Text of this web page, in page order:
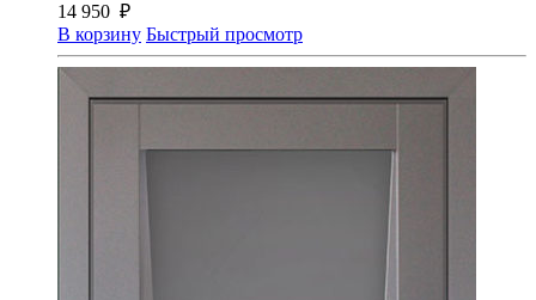
14 950 ₽
В корзину Быстрый просмотр